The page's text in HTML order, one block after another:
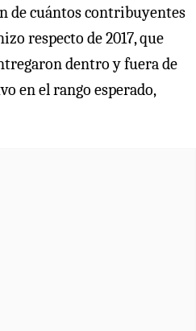
de cuántos contribuyentes
respecto de 2017, que
dentro y fuera de
en el rango esperado,